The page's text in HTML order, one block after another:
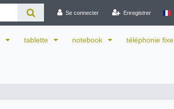
Se connecter Enregistrer
tablette notebook téléphonie fixe